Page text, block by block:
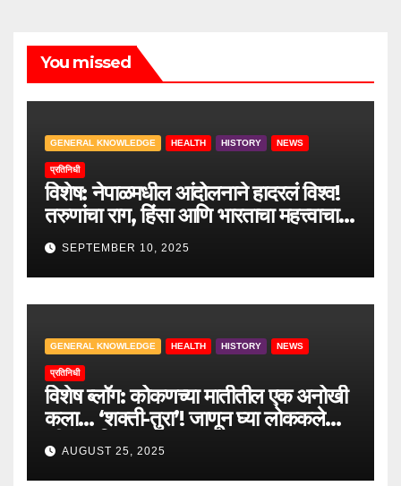
You missed
GENERAL KNOWLEDGE HEALTH HISTORY NEWS
प्रतिनिधी
विशेष: नेपाळमधील आंदोलनाने हादरलं विश्व!
तरुणांचा राग, हिंसा आणि भारताचा महत्त्वाचा
सल्ला.
SEPTEMBER 10, 2025
GENERAL KNOWLEDGE HEALTH HISTORY NEWS
प्रतिनिधी
विशेष ब्लॉग: कोकणच्या मातीतील एक अनोखी
कला… ‘शक्ती-तुरा’! जाणून घ्या लोककलेचा
जीवंत इतिहास.
AUGUST 25, 2025